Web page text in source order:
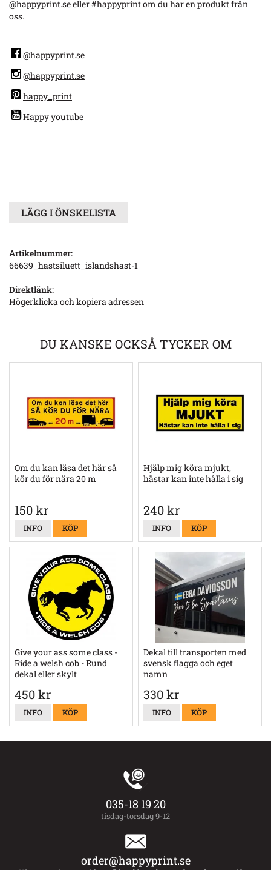
@happyprint.se eller #happyprint om du har en produkt från
oss.
@happyprint.se
@happyprint.se
happy_print
Happy youtube
LÄGG I ÖNSKELISTA
Artikelnummer:
66639_hastsiluett_islandshast-1
Direktlänk:
Högerklicka och kopiera adressen
DU KANSKE OCKSÅ TYCKER OM
Om du kan läsa det här så
kör du för nära 20 m
150 kr
INFO KÖP
Hjälp mig köra mjukt,
hästar kan inte hålla i sig
240 kr
INFO KÖP
Give your ass some class -
Ride a welsh cob - Rund
dekal eller skylt
450 kr
INFO KÖP
Dekal till transporten med
svensk flagga och eget
namn
330 kr
INFO KÖP
035-18 19 20
tisdag-torsdag 9-12
order@happyprint.se